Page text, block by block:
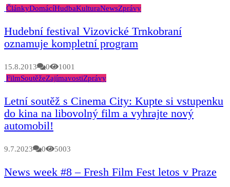
ČlánkyDomácíHudbaKulturaNewsZprávy
Hudební festival Vizovické Trnkobraní
oznamuje kompletní program
15.8.2013 0
1001
FilmSoutěžeZajímavostiZprávy
Letní soutěž s Cinema City: Kupte si vstupenku
do kina na libovolný film a vyhrajte nový
automobil!
9.7.2023 0 5003
News week #8 – Fresh Film Fest letos v Praze